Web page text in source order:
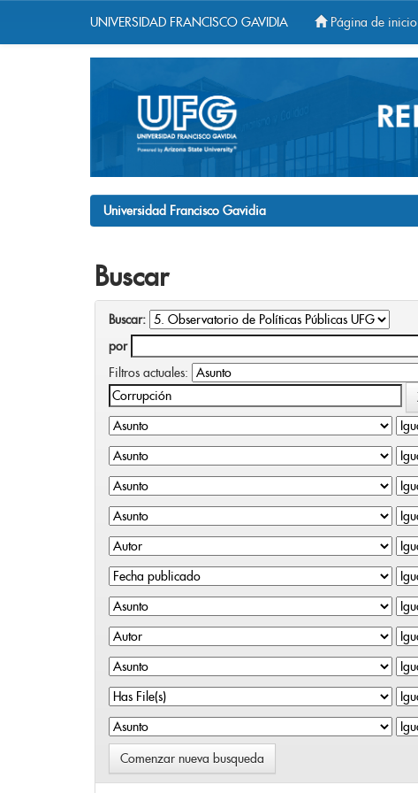
UNIVERSIDAD FRANCISCO GAVIDIA Página de inicio
Universidad Francisco Gavidia
Buscar
Buscar:
por
Filtros actuales:
Comenzar nueva busqueda